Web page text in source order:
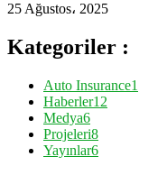
25 Ağustos، 2025
Kategoriler :
Auto Insurance1
Haberler12
Medya6
Projeleri8
Yayınlar6